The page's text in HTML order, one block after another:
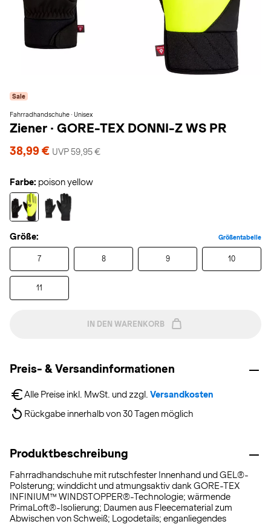
Sale
Fahrradhandschuhe · Unisex
Ziener · GORE-TEX DONNI-Z WS PR
38,99 € UVP 59,95 €
Farbe: poison yellow
Größe: Größentabelle
7 8 9 10
11
IN DEN WARENKORB
Preis- & Versandinformationen
Alle Preise inkl. MwSt. und zzgl. Versandkosten
Rückgabe innerhalb von 30 Tagen möglich
Produktbeschreibung
Fahrradhandschuhe mit rutschfester Innenhand und GEL®-
Polsterung; winddicht und atmungsaktiv dank GORE-TEX
INFINIUM™ WINDSTOPPER®-Technologie; wärmende
PrimaLoft®-Isolierung; Daumen aus Fleecematerial zum
Abwischen von Schweiß; Logodetails; enganliegendes